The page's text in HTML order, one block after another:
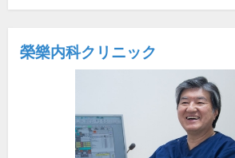
榮樂内科クリニック